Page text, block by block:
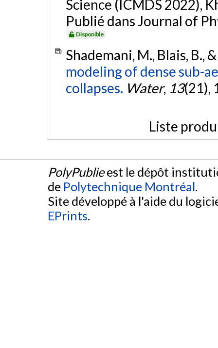
Science (ICMDS 2022),
Publié dans Journal of
Disponible
Shademani, M., Blais, B.,
modeling of dense sub-
collapses. Water, 13(21),
Liste
PolyPublieest le dépôt
de Polytechnique Montréal.
Site développé à l'aide du
EPrints.